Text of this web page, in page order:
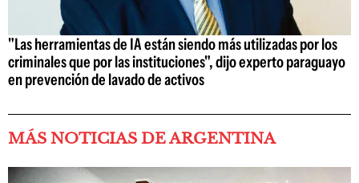
"Las herramientas de IA están siendo más utilizadas por los
criminales que por las instituciones", dijo experto paraguayo
en prevención de lavado de activos
MÁS NOTICIAS DE ARGENTINA